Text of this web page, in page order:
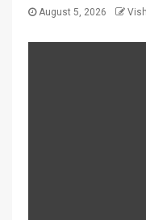
August 5, 2026